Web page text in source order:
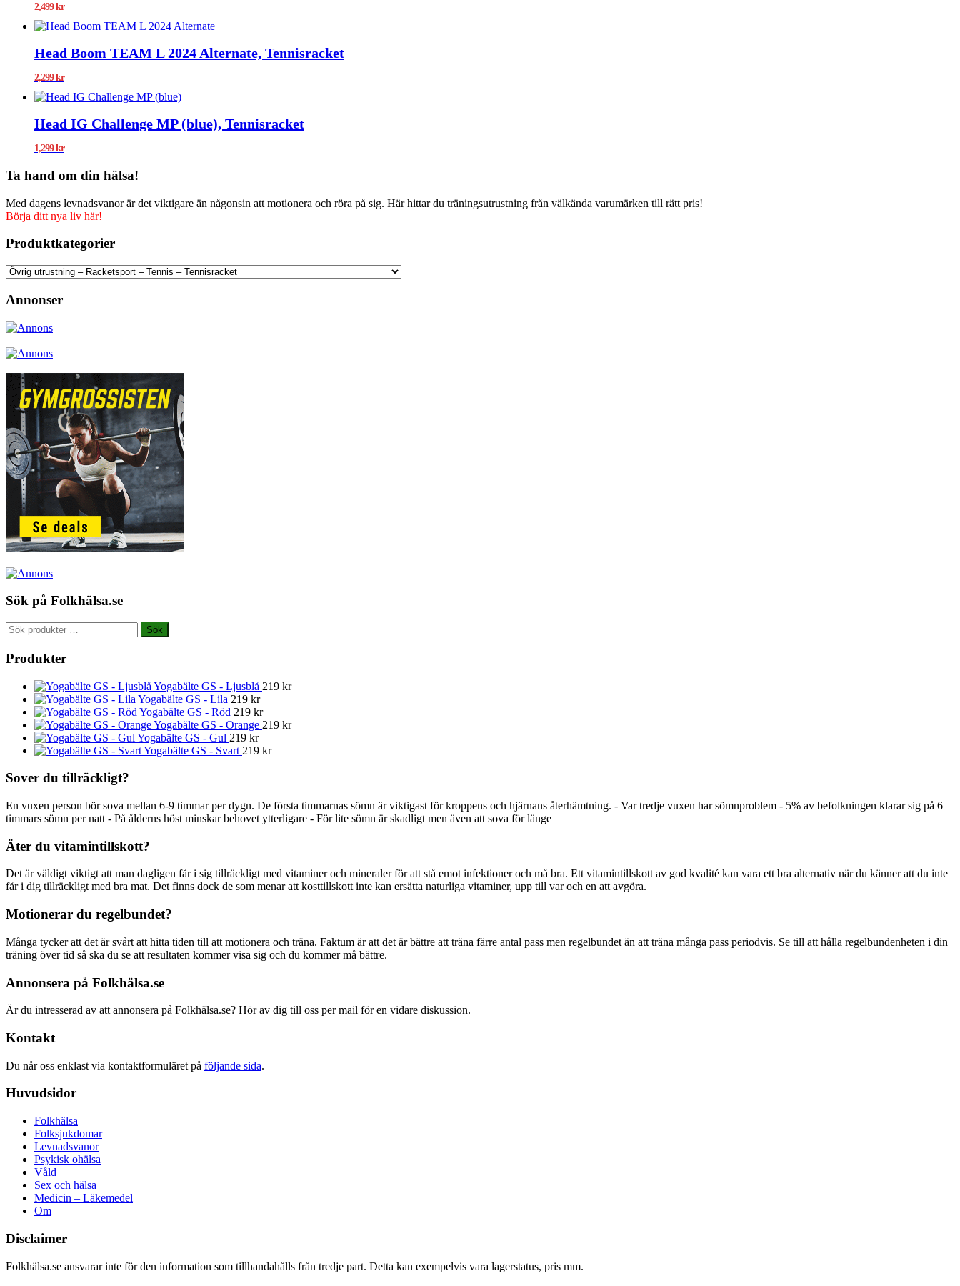
2,499kr
Head Boom TEAM L 2024 Alternate, Tennisracket
2,299kr
Head IG Challenge MP (blue), Tennisracket
1,299kr
Ta hand om din hälsa!
Med dagens levnadsvanor är det viktigare än någonsin att motionera och röra på sig. Här hittar du träningsutrustning från välkända varumärken till rätt pris!
Börja ditt nya liv här!
Produktkategorier
Annonser
Sök på Folkhälsa.se
Sök
efter:
Sök
Produkter
Yogabälte GS - Ljusblå 219 kr
Yogabälte GS - Lila 219 kr
Yogabälte GS - Röd 219 kr
Yogabälte GS - Orange 219 kr
Yogabälte GS - Gul 219 kr
Yogabälte GS - Svart 219 kr
Sover du tillräckligt?
En vuxen person bör sova mellan 6-9 timmar per dygn. De första timmarnas sömn är viktigast för kroppens och hjärnans återhämtning. - Var tredje vuxen har sömnproblem - 5% av befolkningen klarar sig på 6
timmars sömn per natt - På ålderns höst minskar behovet ytterligare - För lite sömn är skadligt men även att sova för länge
Äter du vitamintillskott?
Det är väldigt viktigt att man dagligen får i sig tillräckligt med vitaminer och mineraler för att stå emot infektioner och må bra. Ett vitamintillskott av god kvalité kan vara ett bra alternativ när du känner att du inte
får i dig tillräckligt med bra mat. Det finns dock de som menar att kosttillskott inte kan ersätta naturliga vitaminer, upp till var och en att avgöra.
Motionerar du regelbundet?
Många tycker att det är svårt att hitta tiden till att motionera och träna. Faktum är att det är bättre att träna färre antal pass men regelbundet än att träna många pass periodvis. Se till att hålla regelbundenheten i din
träning över tid så ska du se att resultaten kommer visa sig och du kommer må bättre.
Annonsera på Folkhälsa.se
Är du intresserad av att annonsera på Folkhälsa.se? Hör av dig till oss per mail för en vidare diskussion.
Kontakt
Du når oss enklast via kontaktformuläret på följande sida.
Huvudsidor
Folkhälsa
Folksjukdomar
Levnadsvanor
Psykisk ohälsa
Våld
Sex och hälsa
Medicin – Läkemedel
Om
Disclaimer
Folkhälsa.se ansvarar inte för den information som tillhandahålls från tredje part. Detta kan exempelvis vara lagerstatus, pris mm.